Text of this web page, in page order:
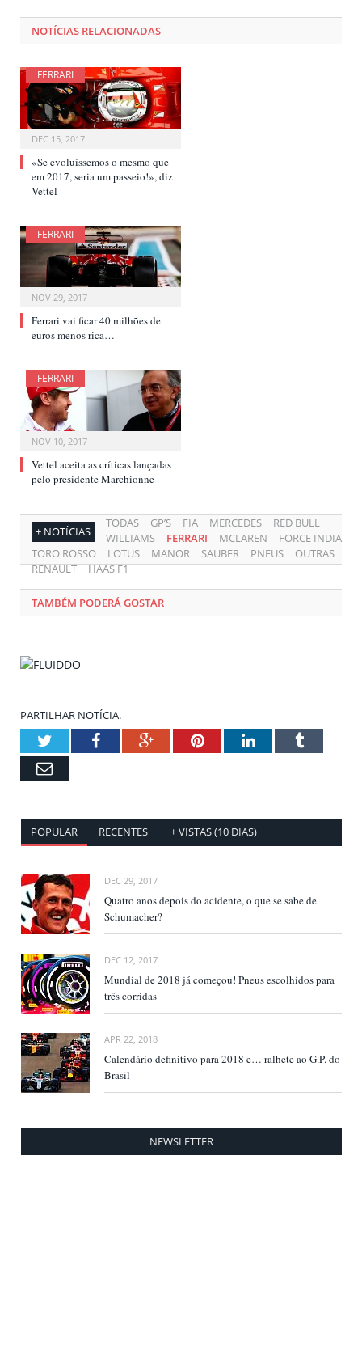
NOTÍCIAS RELACIONADAS
FERRARI
DEC 15, 2017
«Se evoluíssemos o mesmo que
em 2017, seria um passeio!», diz
Vettel
FERRARI
NOV 29, 2017
Ferrari vai ficar 40 milhões de
euros menos rica…
FERRARI
NOV 10, 2017
Vettel aceita as críticas lançadas
pelo presidente Marchionne
+ NOTÍCIAS
TODAS GP’S FIA MERCEDES
RED BULL
WILLIAMS
FERRARI MCLAREN
FORCE INDIA
TORO ROSSO
LOTUS MANOR SAUBER PNEUS
OUTRAS
RENAULT
HAAS F1
TAMBÉM PODERÁ GOSTAR
PARTILHAR NOTÍCIA.
TwitterFacebookGoogle+PinterestLinkedInTumblr
Email
POPULAR RECENTES + VISTAS (10 DIAS)
DEC 29, 2017
Quatro anos depois do acidente, o que se sabe de
Schumacher?
DEC 12, 2017
Mundial de 2018 já começou! Pneus escolhidos para
três corridas
APR 22, 2018
Calendário definitivo para 2018 e… ralhete ao G.P. do
Brasil
NEWSLETTER